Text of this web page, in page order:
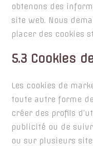
obtenons des
site web. Nous
placer des cookies
5.3 Cookies
Les cookies de
toute autre forme
créer des profils
publicité ou de
ou sur plusieurs